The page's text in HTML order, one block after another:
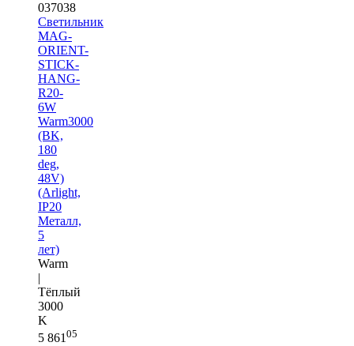
037038
Светильник
MAG-
ORIENT-
STICK-
HANG-
R20-
6W
Warm3000
(BK,
180
deg,
48V)
(Arlight,
IP20
Металл,
5
лет)
Warm
|
Тёплый
3000
K
5 86105